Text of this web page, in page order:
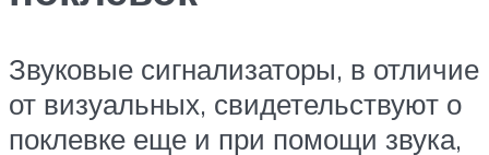
Звуковые сигнализаторы, в отличие
от визуальных, свидетельствуют о
поклевке еще и при помощи звука,